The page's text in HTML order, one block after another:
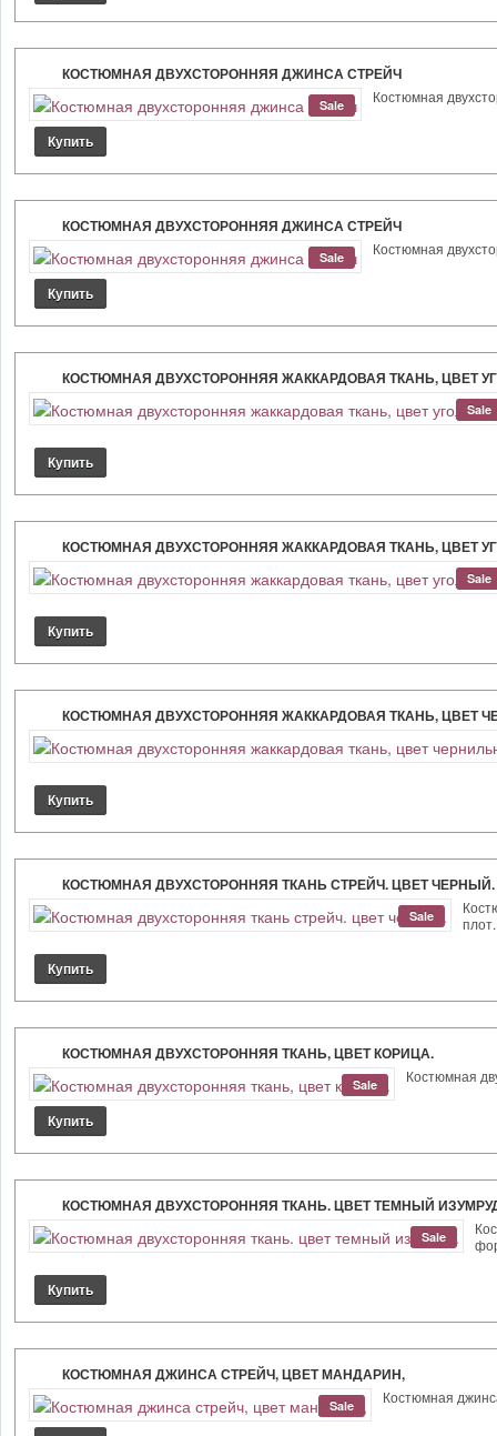
КОСТЮМНАЯ ДВУХСТОРОННЯЯ ДЖИНСА СТРЕЙЧ
Sale Костюмная
КОСТЮМНАЯ ДВУХСТОРОННЯЯ ДЖИНСА СТРЕЙЧ
Sale Костюмная
КОСТЮМНАЯ ДВУХСТОРОННЯЯ ЖАККАРДОВАЯ ТКАНЬ, ЦВЕТ
Sale
КОСТЮМНАЯ ДВУХСТОРОННЯЯ ЖАККАРДОВАЯ ТКАНЬ, ЦВЕТ
Sale
КОСТЮМНАЯ ДВУХСТОРОННЯЯ ЖАККАРДОВАЯ ТКАНЬ, ЦВЕТ
КОСТЮМНАЯ ДВУХСТОРОННЯЯ ТКАНЬ СТРЕЙЧ. ЦВЕТ ЧЕРНЫЙ.
Sale
КОСТЮМНАЯ ДВУХСТОРОННЯЯ ТКАНЬ, ЦВЕТ КОРИЦА.
Sale Костюмная
КОСТЮМНАЯ ДВУХСТОРОННЯЯ ТКАНЬ. ЦВЕТ ТЕМНЫЙ
Sale
КОСТЮМНАЯ ДЖИНСА СТРЕЙЧ, ЦВЕТ МАНДАРИН,
Sale Костюмная